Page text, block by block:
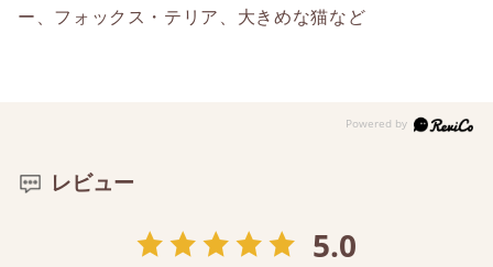
ー、フォックス・テリア、大きめな猫など
レビュー
5.0